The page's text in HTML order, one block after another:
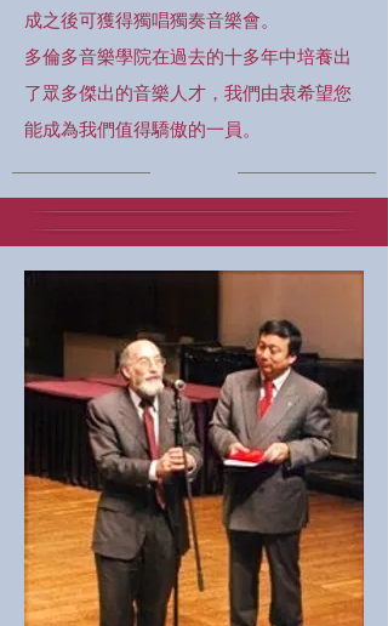
成之後可獲得獨唱獨奏音樂會。
多倫多音樂學院在過去的十多年中培養出
了眾多傑出的音樂人才，我們由衷希望您
能成為我們值得驕傲的一員。